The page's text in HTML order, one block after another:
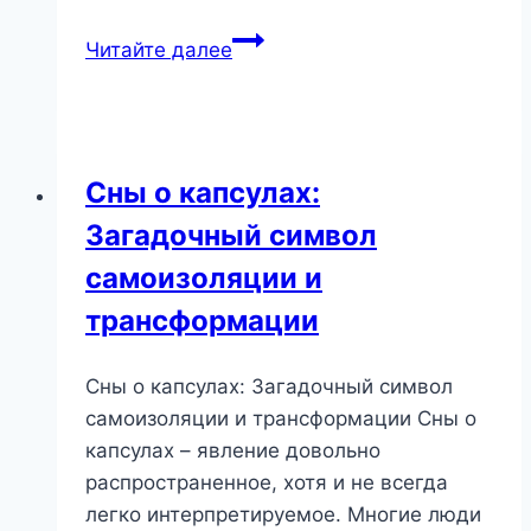
Читайте далееРасческа
порядок
и
за
собой?
Сны о капсулах:
Загадочный символ
самоизоляции и
трансформации
Сны о капсулах: Загадочный символ
самоизоляции и трансформации Сны о
капсулах – явление довольно
распространенное, хотя и не всегда
легко интерпретируемое. Многие люди